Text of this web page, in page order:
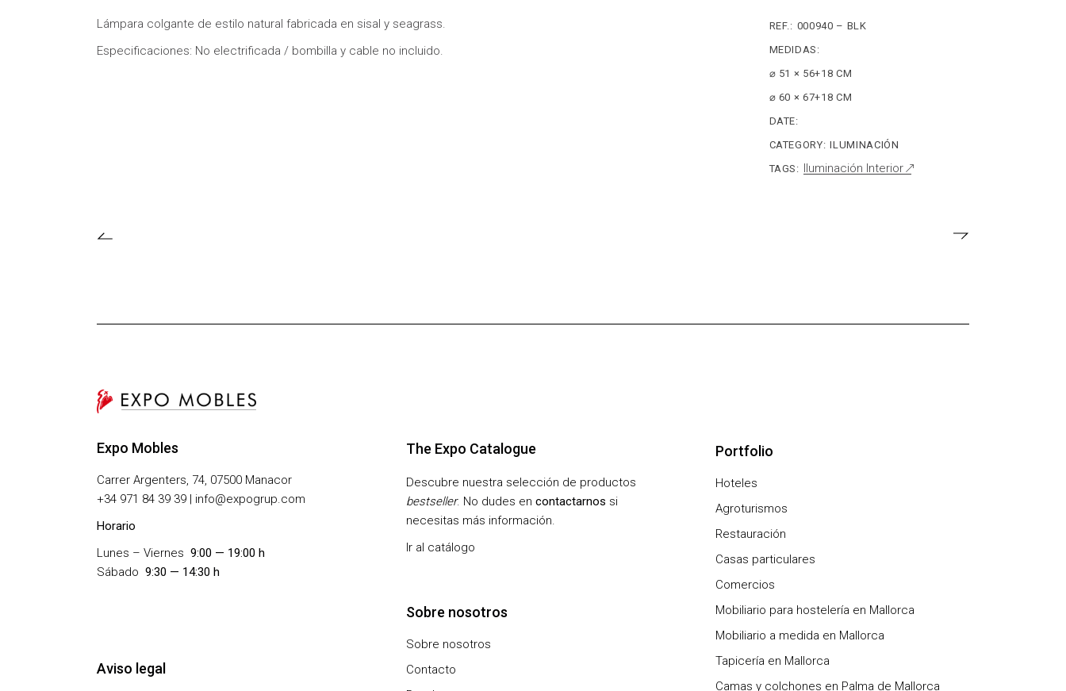
Lámpara colgante de estilo natural fabricada en sisal y seagrass.
Especificaciones: No electrificada / bombilla y cable no incluido.
REF.: 000940 – BLK
MEDIDAS:
⌀ 51 × 56+18 CM
⌀ 60 × 67+18 CM
DATE:
CATEGORY: ILUMINACIÓN
TAGS: Iluminación Interior
Expo Mobles
Carrer Argenters, 74, 07500 Manacor
+34 971 84 39 39 | info@expogrup.com
Horario
Lunes – Viernes 9:00 — 19:00 h
Sábado 9:30 — 14:30 h
Aviso legal
The Expo Catalogue
Descubre nuestra selección de productos
bestseller. No dudes en contactarnos si
necesitas más información.
Ir al catálogo
Sobre nosotros
Sobre nosotros
Contacto
Portfolio
Hoteles
Agroturismos
Restauración
Casas particulares
Comercios
Mobiliario para hostelería en Mallorca
Mobiliario a medida en Mallorca
Tapicería en Mallorca
Camas y colchones en Palma de Mallorca